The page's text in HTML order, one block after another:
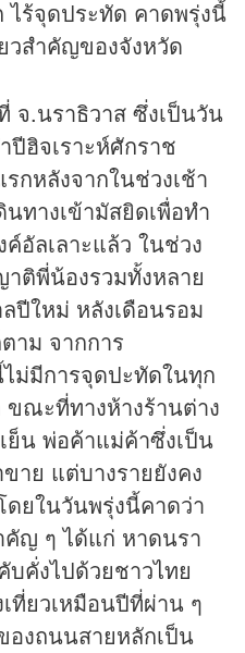
ไร้จุดประทัด คาดพรุ่งนี้
วสำคัญของจังหวัด
จ.นราธิวาส ซึ่งเป็นวัน
ปีฮิจเราะห์ศักราช
กหลังจากในช่วงเช้า
ทางเข้ามัสยิดเพื่อทำ
อัลเลาะแล้ว ในช่วง
ติพี่น้องรวมทั้งหลาย
ปีใหม่ หลังเดือนรอม
าม จากการ
ม่มีการจุดปะทัดในทุก
ณะที่ทางห้างร้านต่าง
ย็น พ่อค้าแม่ค้าซึ่งเป็น
าย แต่บางรายยังคง
ยในวันพรุ่งนี้คาดว่า
คัญ ๆ ได้แก่ หาดนรา
คั่งไปด้วยชาวไทย
ที่ยวเหมือนปีที่ผ่าน ๆ
องถนนสายหลักเป็น